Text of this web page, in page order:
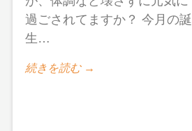
過ごされてますか？ 今月の誕
生…
続きを読む →